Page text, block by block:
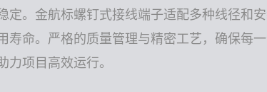
。金航标螺钉式接线端子适配多种线径和
命。严格的质量管理与精密工艺，确保每
项目高效运行。